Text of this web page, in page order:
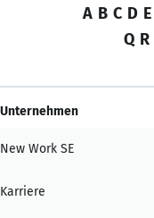
A B C D E
Q R
Unternehmen
New Work SE
Karriere